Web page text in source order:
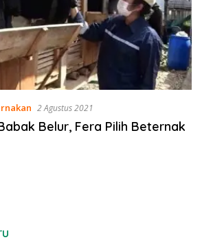
2 Agustus 2021
Belur, Fera Pilih Beternak